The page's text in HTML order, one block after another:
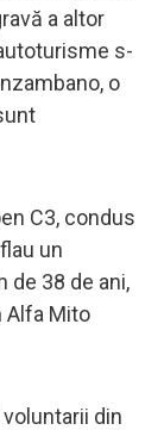
a altor
s-
o
C3, condus
un
de 38 de ani,
Alfa Mito
din